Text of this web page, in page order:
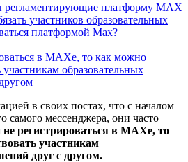
регламентирующие платформу МАХ
участников образовательных
платформой Мах?
в МАХе, то как можно
участникам образовательных
в своих постах, что с началом
самого мессенджера, они часто
не регистрироваться в МАХе, то
участникам
друг с другом.